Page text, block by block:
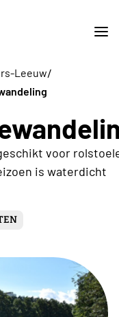
Leeuw/
voor
is waterdicht